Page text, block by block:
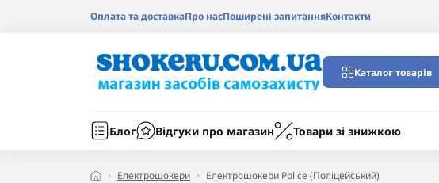
Оплата та доставкаПро насПоширені запитанняКонтакти
Каталог товарів
Блог Відгуки про магазин Товари зі знижкою
Електрошокери Електрошокери Police (Поліцейський)